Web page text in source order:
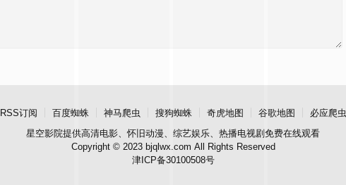
RSS订阅 百度蜘蛛 神马爬虫 搜狗蜘蛛 奇虎地图 谷歌地图
必应爬虫
星空影院提供高清电影、怀旧动漫、综艺娱乐、热播电视剧免费在线观看
Copyright © 2023 bjqlwx.com All Rights Reserved
津ICP备30100508号